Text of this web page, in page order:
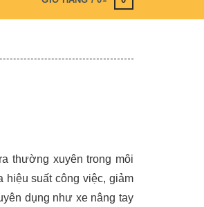
thường xuyên trong môi
suất công việc, giảm
dụng như xe nâng tay